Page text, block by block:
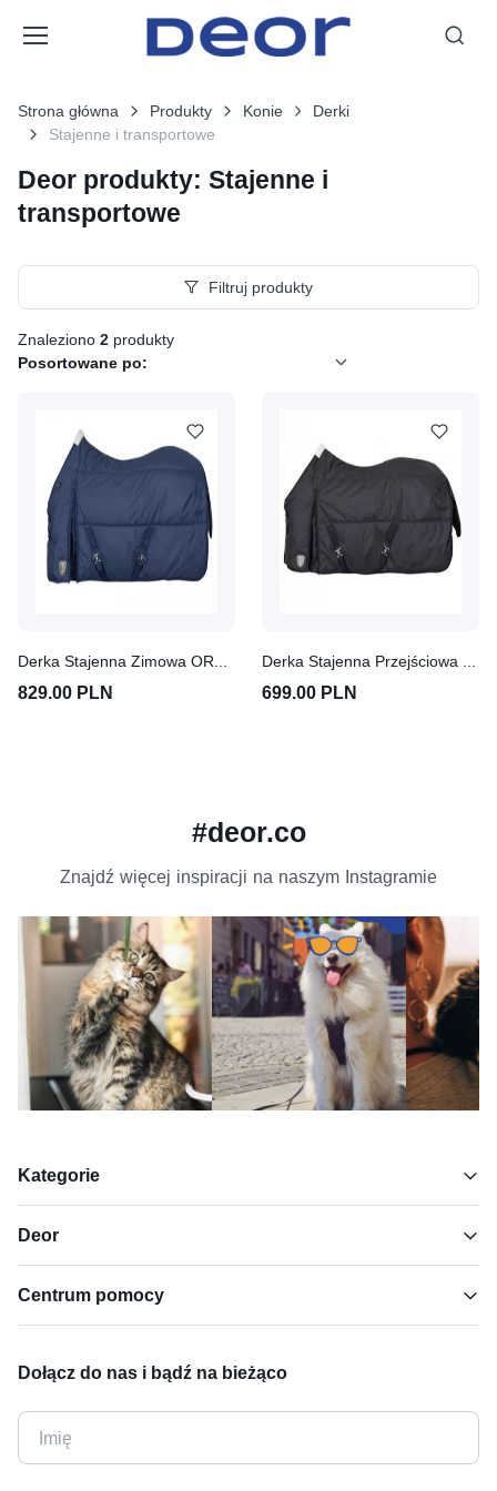
Strona główna Produkty Konie
Derki
Stajenne i transportowe
Deor produkty: Stajenne i
transportowe
Filtruj produkty
Znaleziono 2 produkty
Posortowane po:
829.00 PLN 699.00 PLN
#deor.co
Znajdź więcej inspiracji na naszym Instagramie
Kategorie
Deor
Centrum pomocy
Dołącz do nas i bądź na bieżąco